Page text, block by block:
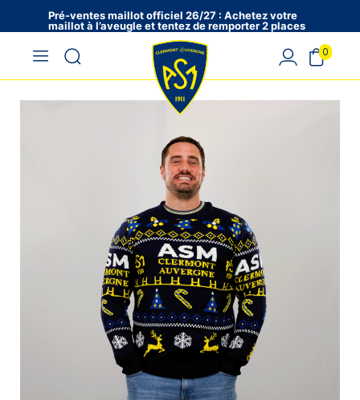
Pré-ventes maillot officiel 26/27 : Achetez votre
maillot à l’aveugle et tentez de remporter 2 places
en VIP !
0